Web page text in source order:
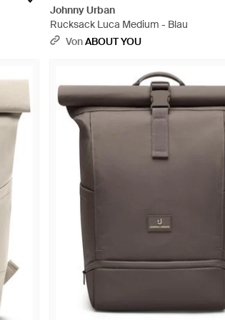
Johnny Urban
Rucksack Luca Medium - Blau
VonABOUT YOU